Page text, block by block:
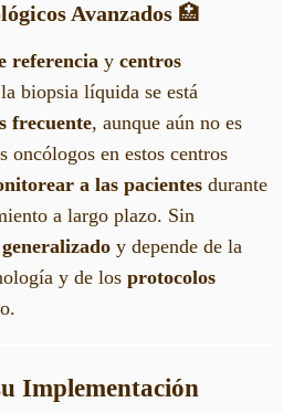
Avanzados 🏥
referencia y centros
biopsia líquida se está
frecuente, aunque aún no es
oncólogos en estos centros
a las pacientes durante
a largo plazo. Sin
y depende de la
y de los protocolos
Implementación